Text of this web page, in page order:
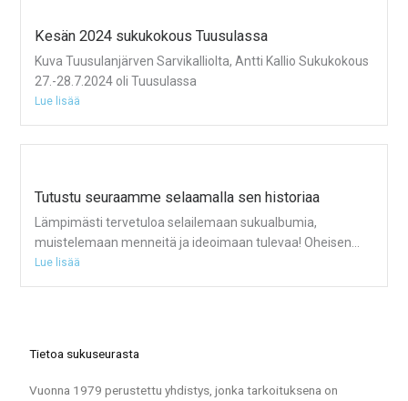
Kesän 2024 sukukokous Tuusulassa
Kuva Tuusulanjärven Sarvikalliolta, Antti Kallio Sukukokous
27.-28.7.2024 oli Tuusulassa
Lue lisää
Tutustu seuraamme selaamalla sen historiaa
Lämpimästi tervetuloa selailemaan sukualbumia,
muistelemaan menneitä ja ideoimaan tulevaa! Oheisen...
Lue lisää
Tietoa sukuseurasta
Vuonna 1979 perustettu yhdistys, jonka tarkoituksena on